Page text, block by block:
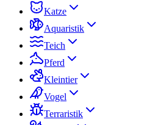
Katze
Aquaristik
Teich
Pferd
Kleintier
Vogel
Terraristik